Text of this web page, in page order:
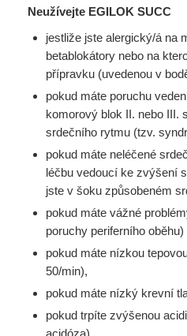
Neužívejte EGILOK SUCC
jestliže jste alergický/á na
betablokátory nebo na
přípravku (uvedenou v
pokud máte poruchu
komorový blok II. nebo III.
srdečního rytmu (tzv.
pokud máte neléčené
léčbu vedoucí ke zvýšení
jste v šoku způsobeném
pokud máte vážné
poruchy periferního oběhu)
pokud máte nízkou
50/min),
pokud máte nízký krevní
pokud trpíte zvýšenou
acidóza),